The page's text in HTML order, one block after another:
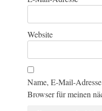
Website
Name, E-Mail-
Browser für meinen